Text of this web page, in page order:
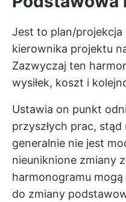
Jest to plan/
kierownika projektu
Zazwyczaj ten
wysiłek, koszt i
Ustawia on punkt
przyszłych prac,
generalnie nie jest
nieuniknione zmiany
harmonogramu
do zmiany